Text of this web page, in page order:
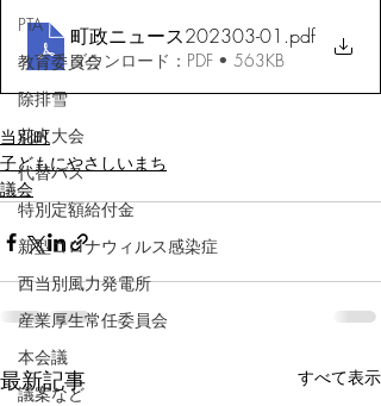
PTA
教育委員会
除排雪
花火大会
代替バス
特別定額給付金
新型コロナウィルス感染症
西当別風力発電所
産業厚生常任委員会
本会議
議案など
町政ニュース202303-01 .pdf
ダウンロード：PDF • 563KB
当別町
子どもにやさしいまち
議会
最新記事 すべて表示